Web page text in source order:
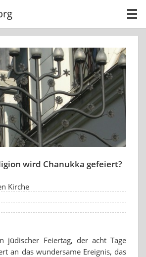
wird Chanukka gefeiert?
Kirche
jüdischer Feiertag, der acht Tage
an das wundersame Ereignis, das